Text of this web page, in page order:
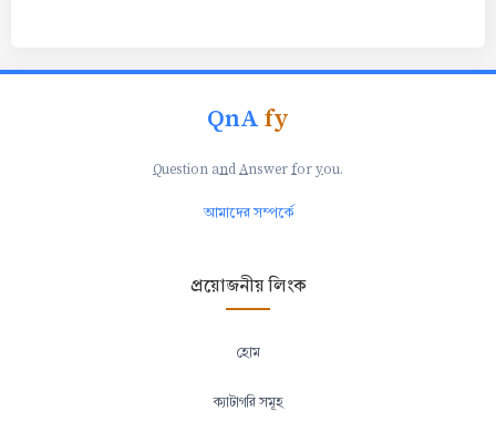
QnAfy
Question andAnswer foryou.
আমাদের সম্পর্কে
প্রয়োজনীয় লিংক
হোম
ক্যাটাগরি সমূহ